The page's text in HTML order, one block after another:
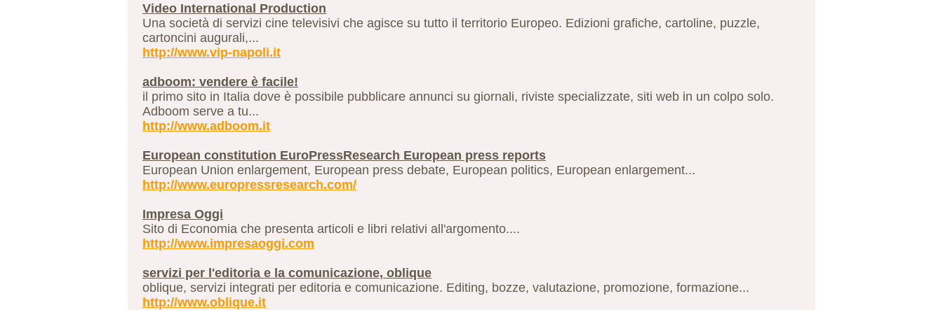
Video International Production
Una società di servizi cine televisivi che agisce su tutto il territorio Europeo. Edizioni grafiche, cartoline, puzzle,
cartoncini augurali,...
http://www.vip-napoli.it
adboom: vendere è facile!
il primo sito in Italia dove è possibile pubblicare annunci su giornali, riviste specializzate, siti web in un colpo solo.
Adboom serve a tu...
http://www.adboom.it
European constitution EuroPressResearch European press reports
European Union enlargement, European press debate, European politics, European enlargement...
http://www.europressresearch.com/
Impresa Oggi
Sito di Economia che presenta articoli e libri relativi all'argomento....
http://www.impresaoggi.com
servizi per l'editoria e la comunicazione, oblique
oblique, servizi integrati per editoria e comunicazione. Editing, bozze, valutazione, promozione, formazione...
http://www.oblique.it